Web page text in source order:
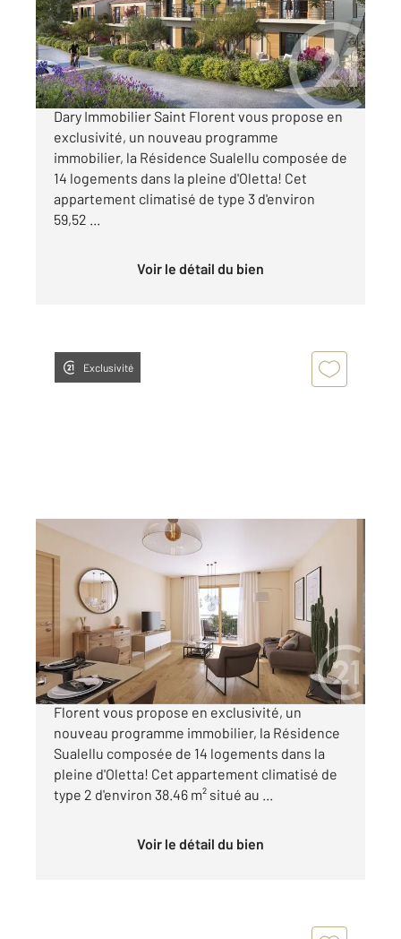
Appartement T3 à vendre
235 000 €
OFFRE DE LANCEMENT L'agence Century21
Dary Immobilier Saint Florent vous propose en
exclusivité, un nouveau programme
immobilier, la Résidence Sualellu composée de
14 logements dans la pleine d'Oletta! Cet
appartement climatisé de type 3 d'environ
59,52 ...
Voir le détail du bien
Exclusivité
38,46 m
, 2 pièces
Ref : 769
Appartement T2 à vendre
153 000 €
L'agence Century21 Dary Immobilier Saint
Florent vous propose en exclusivité, un
nouveau programme immobilier, la Résidence
Sualellu composée de 14 logements dans la
pleine d'Oletta! Cet appartement climatisé de
type 2 d'environ 38.46 m² situé au ...
Voir le détail du bien